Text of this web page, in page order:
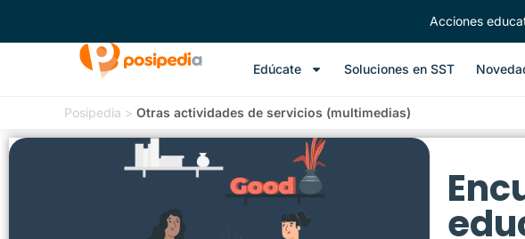
Acciones
Edúcate Soluciones en SST
Posipedia > Otras actividades de servicios (multimedias)